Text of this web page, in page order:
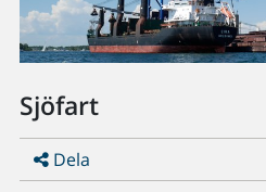
Sjöfart
Dela